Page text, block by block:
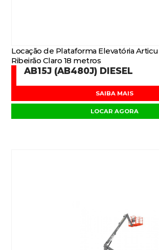
Locação de Plataforma Elevatória
Ribeirão Claro 18 metros
AB15J (AB480J) DIESEL
SAIBA MAIS
LOCAR AGORA